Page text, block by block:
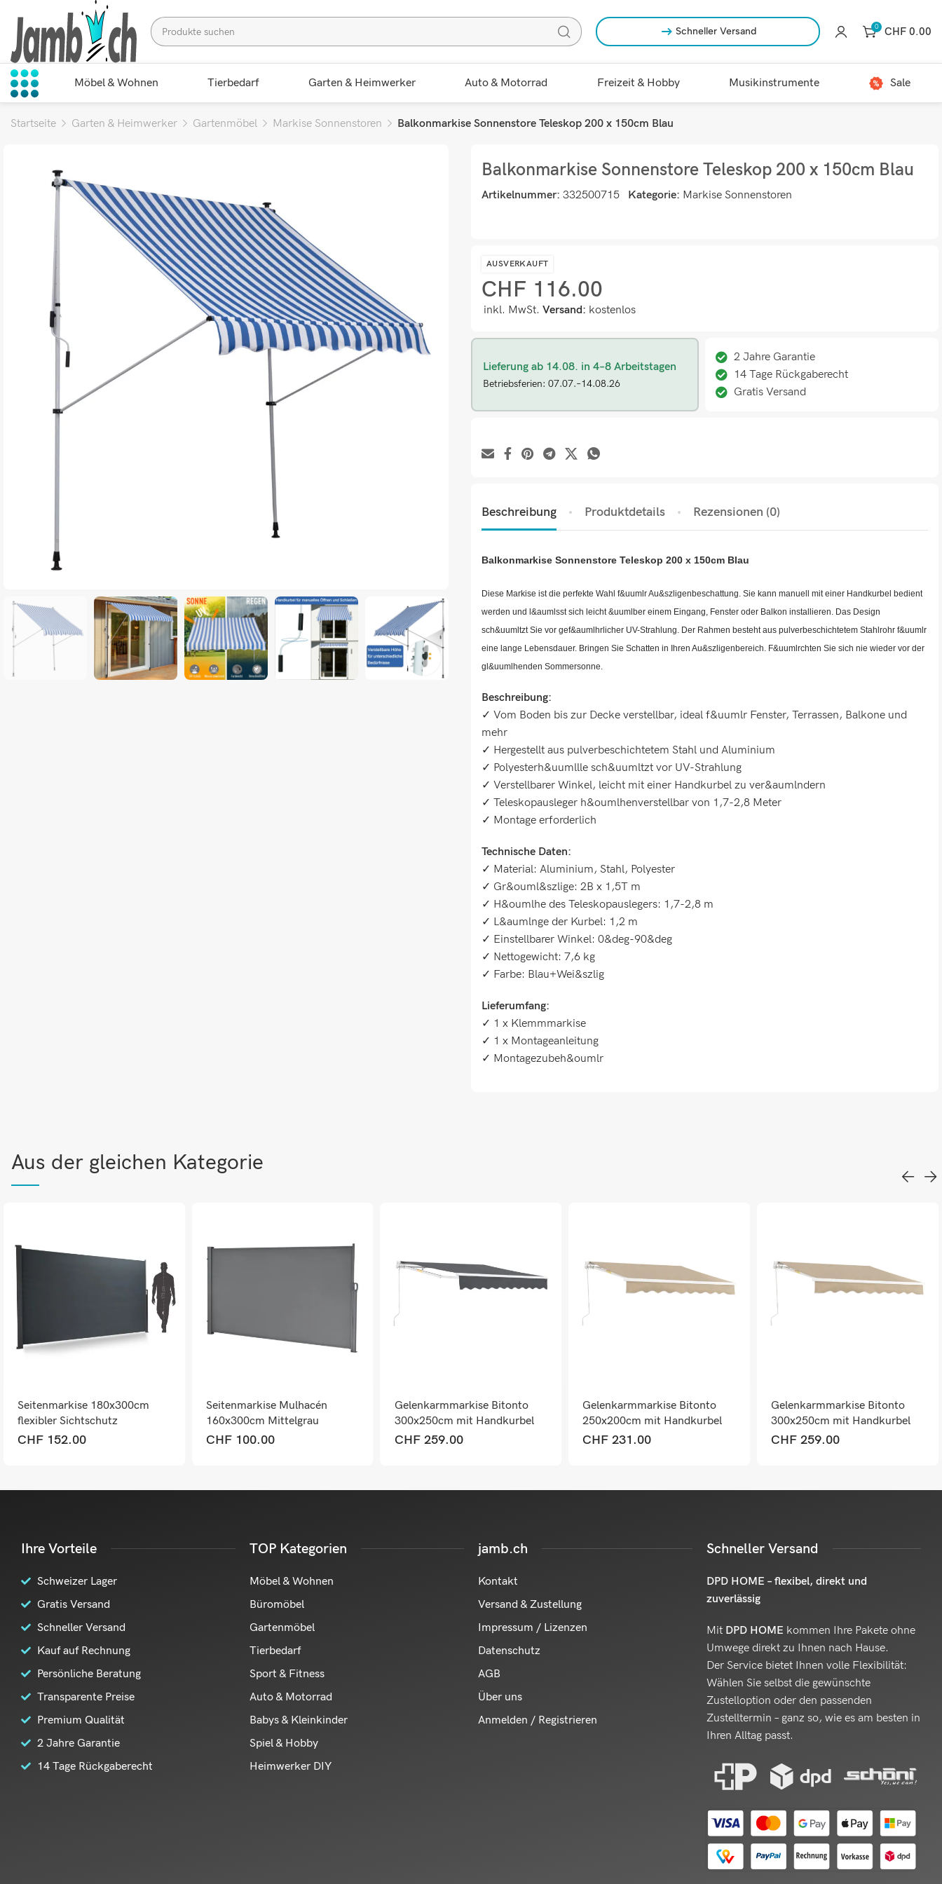
Schneller Versand 0 CHF 0.00
Möbel & Wohnen Tierbedarf Garten & Heimwerker Auto & Motorrad Freizeit & Hobby Musikinstrumente Sale
Startseite Garten & Heimwerker Gartenmöbel Markise Sonnenstoren Balkonmarkise Sonnenstore Teleskop 200 x 150cm Blau
Balkonmarkise Sonnenstore Teleskop 200 x 150cm Blau
Artikelnummer: 332500715 Kategorie: Markise Sonnenstoren
AUSVERKAUFT
CHF 116.00
inkl. MwSt. Versand: kostenlos
Lieferung ab 14.08. in 4–8 Arbeitstagen
Betriebsferien: 07.07.–14.08.26
2 Jahre Garantie
14 Tage Rückgaberecht
Gratis Versand
Beschreibung Produktdetails Rezensionen (0)
Balkonmarkise Sonnenstore Teleskop 200 x 150cm Blau
Diese Markise ist die perfekte Wahl f&uumlr Au&szligenbeschattung. Sie kann manuell mit einer Handkurbel bedient
werden und l&aumlsst sich leicht &uumlber einem Eingang, Fenster oder Balkon installieren. Das Design
sch&uumltzt Sie vor gef&aumlhrlicher UV-Strahlung. Der Rahmen besteht aus pulverbeschichtetem Stahlrohr f&uumlr
eine lange Lebensdauer. Bringen Sie Schatten in Ihren Au&szligenbereich. F&uumlrchten Sie sich nie wieder vor der
gl&uumlhenden Sommersonne.
Beschreibung:
✓ Vom Boden bis zur Decke verstellbar, ideal f&uumlr Fenster, Terrassen, Balkone und
mehr
✓ Hergestellt aus pulverbeschichtetem Stahl und Aluminium
✓ Polyesterh&uumllle sch&uumltzt vor UV-Strahlung
✓ Verstellbarer Winkel, leicht mit einer Handkurbel zu ver&aumlndern
✓ Teleskopausleger h&oumlhenverstellbar von 1,7-2,8 Meter
✓ Montage erforderlich
Technische Daten:
✓ Material: Aluminium, Stahl, Polyester
✓ Gr&ouml&szlige: 2B x 1,5T m
✓ H&oumlhe des Teleskopauslegers: 1,7-2,8 m
✓ L&aumlnge der Kurbel: 1,2 m
✓ Einstellbarer Winkel: 0&deg-90&deg
✓ Nettogewicht: 7,6 kg
✓ Farbe: Blau+Wei&szlig
Lieferumfang:
✓ 1 x Klemmmarkise
✓ 1 x Montageanleitung
✓ Montagezubeh&oumlr
Aus der gleichen Kategorie
Seitenmarkise 180x300cm
flexibler Sichtschutz
Windschutz
CHF152.00
Seitenmarkise Mulhacén
160x300cm Mittelgrau
CHF100.00
Gelenkarmmarkise Bitonto
300x250cm mit Handkurbel
Dunkelgrau
CHF259.00
Gelenkarmmarkise Bitonto
250x200cm mit Handkurbel
Beige
CHF 231.00
Gelenkarmmarkise Bitonto
300x250cm mit Handkurbel
Beige
CHF 259.00
Ihre Vorteile
Schweizer Lager
Gratis Versand
Schneller Versand
Kauf auf Rechnung
Persönliche Beratung
Transparente Preise
Premium Qualität
2 Jahre Garantie
14 Tage Rückgaberecht
TOP Kategorien
Möbel & Wohnen
Büromöbel
Gartenmöbel
Tierbedarf
Sport & Fitness
Auto & Motorrad
Babys & Kleinkinder
Spiel & Hobby
Heimwerker DIY
jamb.ch
Kontakt
Versand & Zustellung
Impressum / Lizenzen
Datenschutz
AGB
Über uns
Anmelden / Registrieren
Schneller Versand
DPD HOME – flexibel, direkt und
zuverlässig
Mit DPD HOME kommen Ihre Pakete ohne
Umwege direkt zu Ihnen nach Hause.
Der Service bietet Ihnen volle Flexibilität:
Wählen Sie selbst die gewünschte
Zustelloption oder den passenden
Zustelltermin – ganz so, wie es am besten in
Ihren Alltag passt.